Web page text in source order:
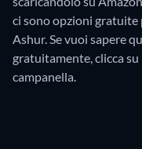
ci sono opzioni gratuite
Ashur. Se vuoi sapere
gratuitamente, clicca
campanella.